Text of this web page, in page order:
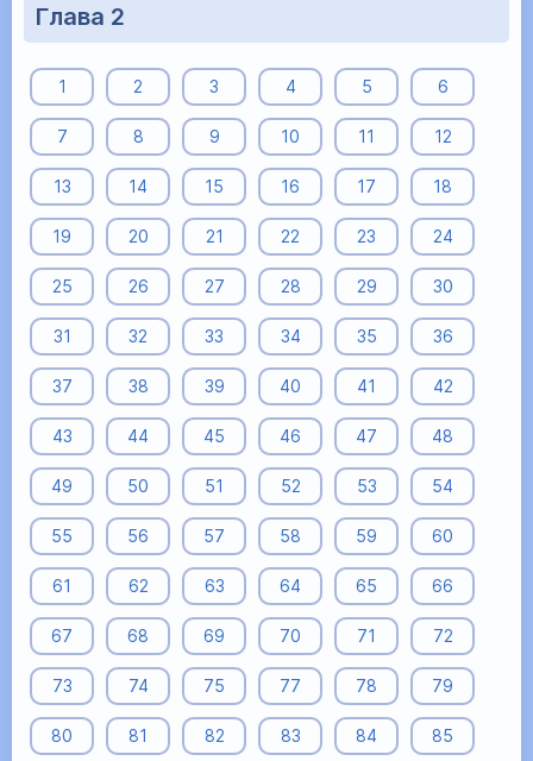
Глава 2
1 2 3 4 5 6
7 8 9 10 11 12
13 14 15 16 17 18
19 20 21 22 23 24
25 26 27 28 29 30
31 32 33 34 35 36
37 38 39 40 41 42
43 44 45 46 47 48
49 50 51 52 53 54
55 56 57 58 59 60
61 62 63 64 65 66
67 68 69 70 71 72
73 74 75 77 78 79
80 81 82 83 84 85